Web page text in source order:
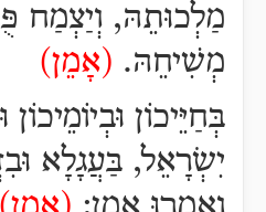
מַלְכוּתֵהּ, וְיַצְמַח
מְשִׁיחֵהּ. (אָמֵן)
בְּחַיֵּיכוֹן
יִשְׂרָאֵל, בַּעֲגָלָא